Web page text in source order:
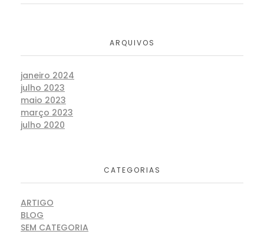
ARQUIVOS
janeiro 2024
julho 2023
maio 2023
março 2023
julho 2020
CATEGORIAS
ARTIGO
BLOG
SEM CATEGORIA